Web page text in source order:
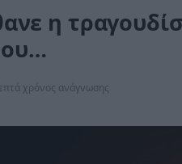
η
χρόνος ανάγνωσης